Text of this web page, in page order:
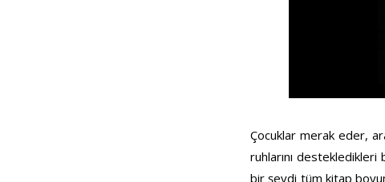
Çocuklar merak eder,
ruhlarını
bir şeydi tüm kitap